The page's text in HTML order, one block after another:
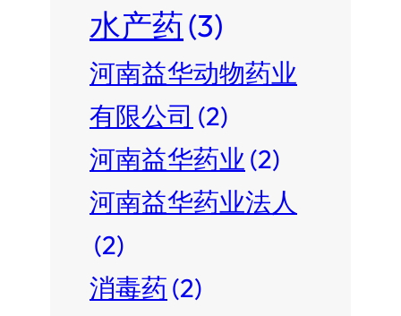
水产药(3)
河南益华动物药业
有限公司 (2)
河南益华药业 (2)
河南益华药业法人
(2)
消毒药(2)